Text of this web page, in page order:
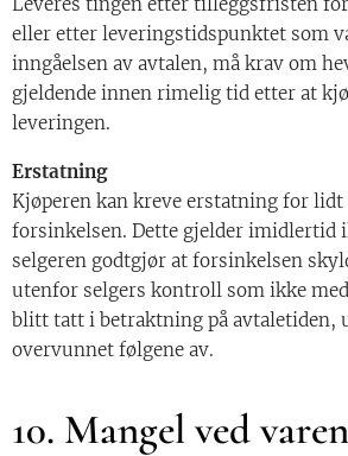
eller etter leveringstidspunktet som
inngåelsen av avtalen, må krav om
gjeldende innen rimelig tid etter at
leveringen.
Erstatning
Kjøperen kan kreve erstatning for lidt
forsinkelsen. Dette gjelder imidlertid
selgeren godtgjør at forsinkelsen
utenfor selgers kontroll som ikke
blitt tatt i betraktning på avtaletiden,
overvunnet følgene av.
10. Mangel ved